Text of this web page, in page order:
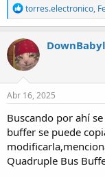
R
e
a
c
t
i
o
n
s
torres.electronico,
Abr 16, 2025
Buscando por ahí
buffer se puede
Quadruple Bus